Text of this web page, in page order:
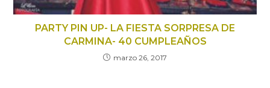
PARTY PIN UP- LA FIESTA SORPRESA DE
CARMINA- 40 CUMPLEAÑOS
marzo 26, 2017